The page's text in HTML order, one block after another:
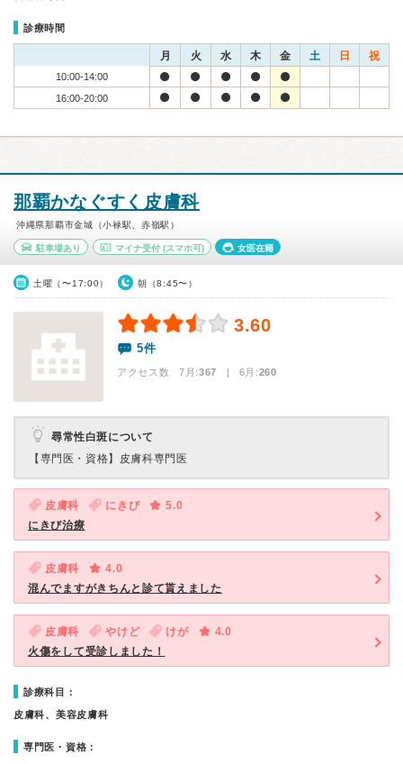
診療時間
月 火 水 木 金 土 日 祝
10:00-14:00
16:00-20:00
那覇かなぐすく皮膚科
沖縄県那覇市金城（小禄駅、赤嶺駅）
駐車場あり マイナ受付(スマホ可) 女医在籍
土曜（〜17:00） 朝（8:45〜）
3.60
5件
アクセス数 7月:367 | 6月:260
尋常性白斑について
【専門医・資格】 皮膚科専門医
皮膚科 にきび
5.0
にきび治療
皮膚科
4.0
混んでますがきちんと診て貰えました
皮膚科 やけど けが
4.0
火傷をして受診しました！
診療科目：
皮膚科、美容皮膚科
専門医・資格：